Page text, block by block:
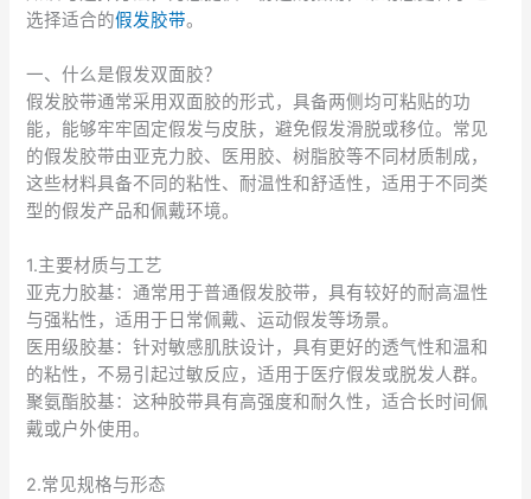
选择适合的假发胶带。
一、什么是假发双面胶？
假发胶带通常采用双面胶的形式，具备两侧均可粘贴的功
能，能够牢牢固定假发与皮肤，避免假发滑脱或移位。常见
的假发胶带由亚克力胶、医用胶、树脂胶等不同材质制成，
这些材料具备不同的粘性、耐温性和舒适性，适用于不同类
型的假发产品和佩戴环境。
1.主要材质与工艺
亚克力胶基：通常用于普通假发胶带，具有较好的耐高温性
与强粘性，适用于日常佩戴、运动假发等场景。
医用级胶基：针对敏感肌肤设计，具有更好的透气性和温和
的粘性，不易引起过敏反应，适用于医疗假发或脱发人群。
聚氨酯胶基：这种胶带具有高强度和耐久性，适合长时间佩
戴或户外使用。
2.常见规格与形态